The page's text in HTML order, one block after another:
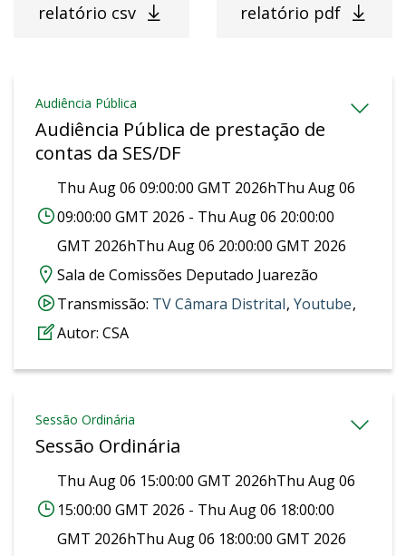
relatório csv relatório pdf
Audiência Pública
Audiência Pública de prestação de
contas da SES/DF
Thu Aug 06 09:00:00 GMT 2026hThu Aug 06
09:00:00 GMT 2026 - Thu Aug 06 20:00:00
GMT 2026hThu Aug 06 20:00:00 GMT 2026
Sala de Comissões Deputado Juarezão
Transmissão: ‎TV Câmara Distrital, Youtube,
Autor: CSA
Sessão Ordinária
Sessão Ordinária
Thu Aug 06 15:00:00 GMT 2026hThu Aug 06
15:00:00 GMT 2026 - Thu Aug 06 18:00:00
GMT 2026hThu Aug 06 18:00:00 GMT 2026